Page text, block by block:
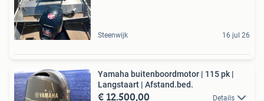
Steenwijk 16 jul 26
Yamaha buitenboordmotor | 115 pk |
Langstaart | Afstand.bed.
€ 12.500,00 Details